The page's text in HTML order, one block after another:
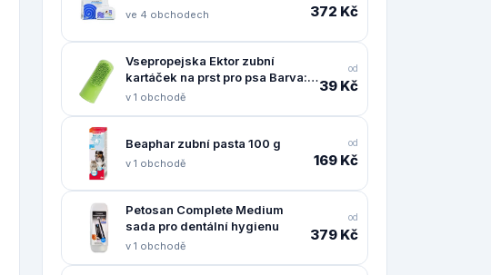
ve 4 obchodech 372 Kč
Vsepropejska Ektor zubní
kartáček na prst pro psa Barva:
Zelená
v 1 obchodě
od
39 Kč
Beaphar zubní pasta 100 g
v 1 obchodě
od
169 Kč
Petosan Complete Medium
sada pro dentální hygienu
v 1 obchodě
od
379 Kč